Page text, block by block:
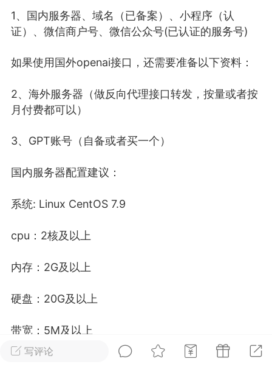
中英翻译
事想用上客户端...
1 21
26 00:53
电脑端 公开内容
者怎么接入Claude Opus 5 ？智创聚合
调用
Opus 5 已在 Claude、Claude
API，以及 Amazon Web
、Google Cloud 和 Microsoft Foundry
Max 的新默认模型，并成为
可选择的最强模型。
注接入效率、调用成本和企业报销流程
写评论
1、国内服务器、域名（已备案）、小程序（认
证）、微信商户号、微信公众号(已认证的服务号)
如果使用国外openai接口，还需要准备以下资料：
2、海外服务器（做反向代理接口转发，按量或者按
月付费都可以）
3、GPT账号（自备或者买一个）
国内服务器配置建议：
系统: Linux CentOS 7.9
cpu：2核及以上
内存：2G及以上
硬盘：20G及以上
带宽：5M及以上
海外服务器配置（建议购买阿里云海外服务器）：